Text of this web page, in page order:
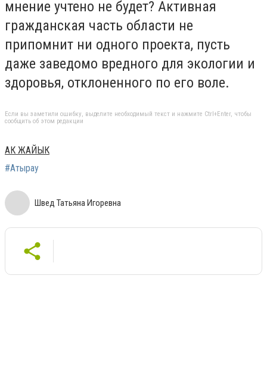
мнение учтено не будет? Активная
гражданская часть области не
припомнит ни одного проекта, пусть
даже заведомо вредного для экологии и
здоровья, отклоненного по его воле.
Если вы заметили ошибку, выделите необходимый текст и нажмите Ctrl+Enter, чтобы
сообщить об этом редакции
АК ЖАЙЫК
#Атырау
Швед Татьяна Игоревна